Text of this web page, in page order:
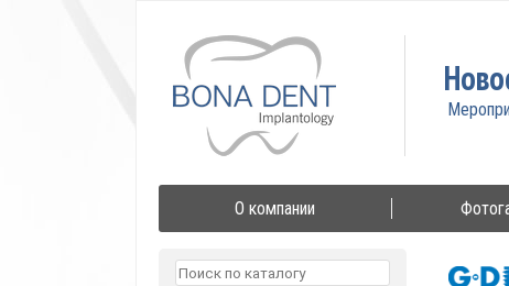
О компании